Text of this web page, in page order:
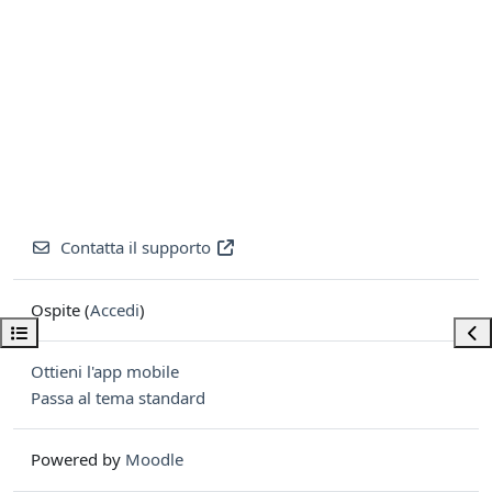
Apri indice del corso
Contatta il supporto
Ospite (Accedi)
Ottieni l'app mobile
Passa al tema standard
Powered by Moodle